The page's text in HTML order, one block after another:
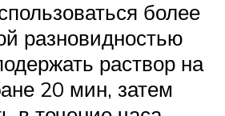
более
разновидностью
раствор на
20 мин, затем